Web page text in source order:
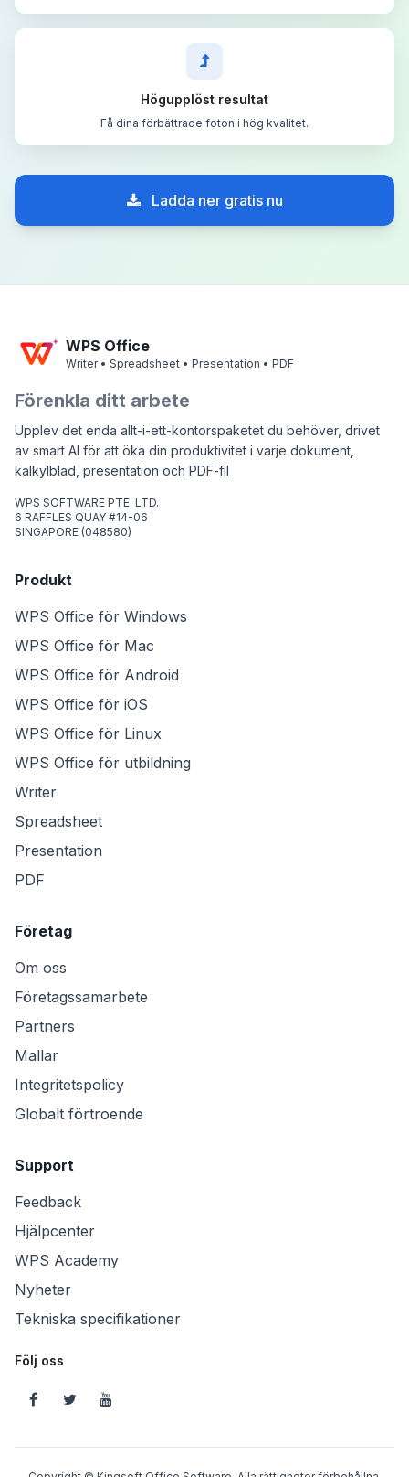
Högupplöst resultat
Få dina förbättrade foton i hög kvalitet.
Ladda ner gratis nu
WPS Office
Writer • Spreadsheet • Presentation • PDF
Förenkla ditt arbete
Upplev det enda allt-i-ett-kontorspaketet du behöver, drivet
av smart AI för att öka din produktivitet i varje dokument,
kalkylblad, presentation och PDF-fil
WPS SOFTWARE PTE. LTD.
6 RAFFLES QUAY #14-06
SINGAPORE (048580)
Produkt
WPS Office för Windows
WPS Office för Mac
WPS Office för Android
WPS Office för iOS
WPS Office för Linux
WPS Office för utbildning
Writer
Spreadsheet
Presentation
PDF
Företag
Om oss
Företagssamarbete
Partners
Mallar
Integritetspolicy
Globalt förtroende
Support
Feedback
Hjälpcenter
WPS Academy
Nyheter
Tekniska specifikationer
Följ oss